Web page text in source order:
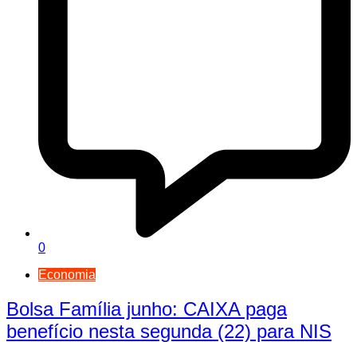
0
Economia
Bolsa Família junho: CAIXA paga
benefício nesta segunda (22) para NIS